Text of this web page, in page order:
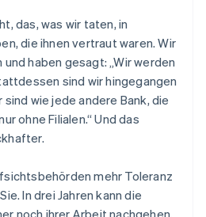
das, was wir taten, in
die ihnen vertraut waren. Wir
haben gesagt: „Wir werden
sind wir hingegangen
sind wie jede andere Bank, die
ohne Filialen.“ Und das
mehr Toleranz
In drei Jahren kann die
noch ihrer Arbeit nachgehen.